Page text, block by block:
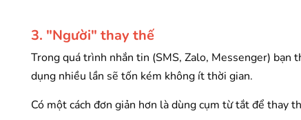
3. "Người" thay thế
Trong quá trình nhắn tin (SMS, Zalo, Messenger) bạn
dụng nhiều lần sẽ tốn kém không ít thời gian.
Có một cách đơn giản hơn là dùng cụm từ tắt để thay